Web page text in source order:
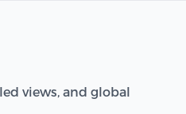
views, and global